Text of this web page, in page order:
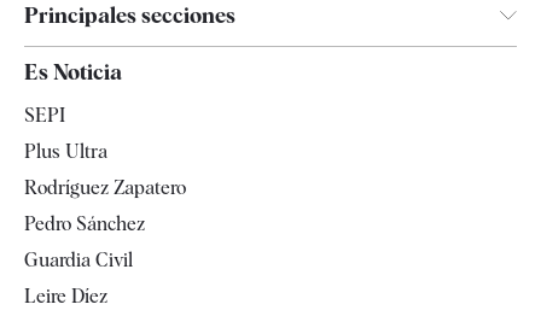
Principales secciones
España
Televisión
Es Noticia
SEPI
Plus Ultra
Rodríguez Zapatero
Pedro Sánchez
Guardia Civil
Leire Díez